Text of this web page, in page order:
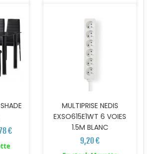
€
MULTIPRISE NEDIS
EXSO615E1WT 6 VOIES
1.5M BLANC
9,20 €